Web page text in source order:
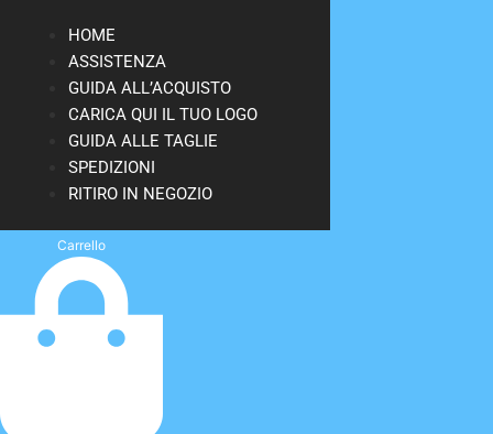
HOME
ASSISTENZA
GUIDA ALL’ACQUISTO
CARICA QUI IL TUO LOGO
GUIDA ALLE TAGLIE
SPEDIZIONI
RITIRO IN NEGOZIO
Carrello